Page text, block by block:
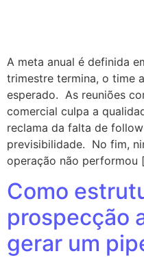
A meta anual é definida
trimestre termina, o time
esperado. As reuniões
comercial culpa a
reclama da falta de
previsibilidade. No fim,
operação não performou
Como
prospecção
gerar um